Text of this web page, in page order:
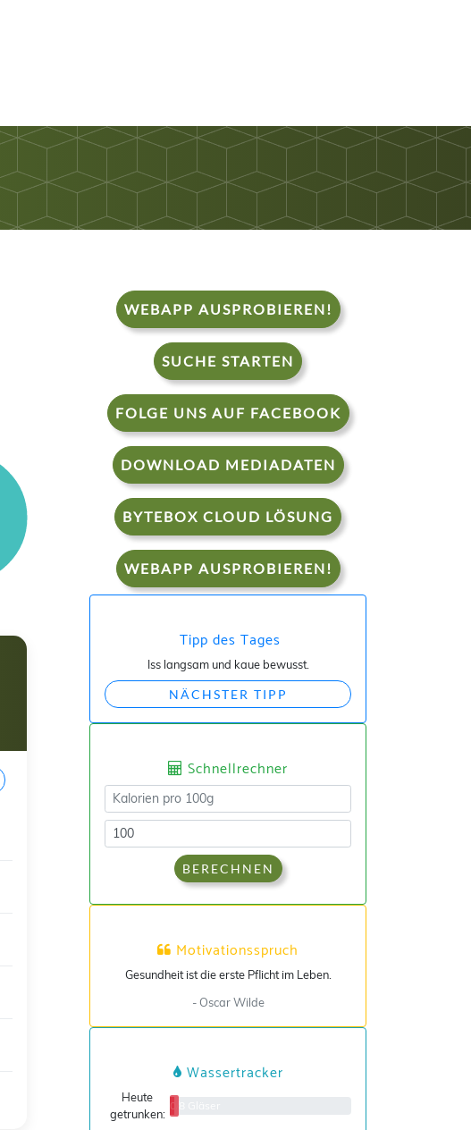
WEBAPP AUSPROBIEREN!
SUCHE STARTEN
FOLGE UNS AUF FACEBOOK
DOWNLOAD MEDIADATEN
BYTEBOX CLOUD LÖSUNG
WEBAPP AUSPROBIEREN!
Tipp des Tages
Iss langsam und kaue bewusst.
NÄCHSTER TIPP
Schnellrechner
BERECHNEN
Motivationsspruch
Gesundheit ist die erste Pflicht im Leben.
- Oscar Wilde
Wassertracker
Heute
getrunken:
0/8 Gläser